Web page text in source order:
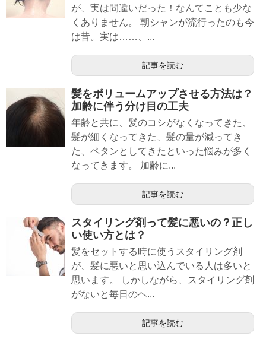
が、実は間違いだった！なんてことも少な
くありません。 朝シャンが流行ったのも今
は昔。実は……、...
記事を読む
髪をボリュームアップさせる方法は？
加齢に伴う分け目の工夫
年齢と共に、髪のコシがなくなってきた、
髪が細くなってきた、髪の量が減ってき
た、ペタンとしてきたといった悩みが多く
なってきます。 加齢に...
記事を読む
スタイリング剤って髪に悪いの？正し
い使い方とは？
髪をセットする時に使うスタイリング剤
が、髪に悪いと思い込んでいる人は多いと
思います。 しかしながら、スタイリング剤
がないと毎日のヘ...
記事を読む